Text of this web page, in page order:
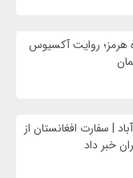
هرمز؛ روایت آکسیوس
| سفارت افغانستان از
خبر داد